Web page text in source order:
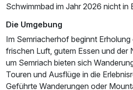
Schwimmbad im Jahr 2026 nicht in
Die Umgebung
Im Semriacherhof beginnt
frischen Luft, gutem Essen und der
um Semriach bieten sich
Touren und Ausflüge in die
Geführte Wanderungen oder